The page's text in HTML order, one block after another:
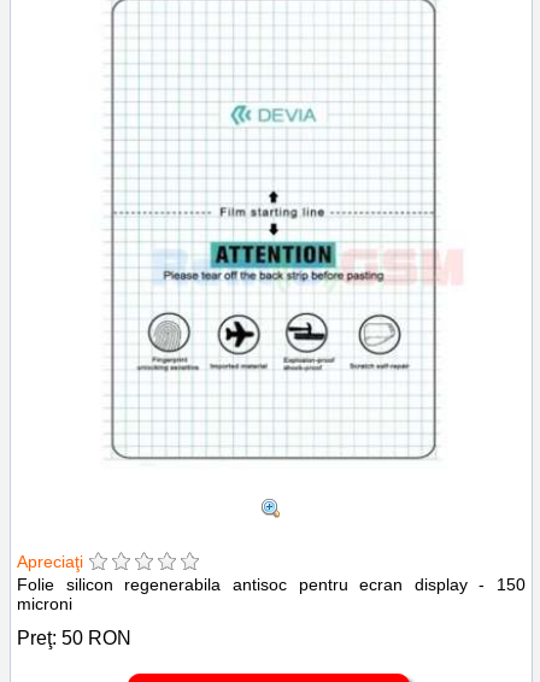
Apreciaţi
Folie silicon regenerabila antisoc pentru ecran display - 150
microni
Preţ: 50 RON